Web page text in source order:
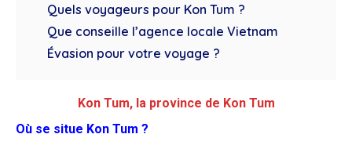
Quels voyageurs pour Kon Tum ?
Que conseille l’agence locale Vietnam
Évasion pour votre voyage ?
Kon Tum, la province de Kon Tum
Où se situe Kon Tum ?